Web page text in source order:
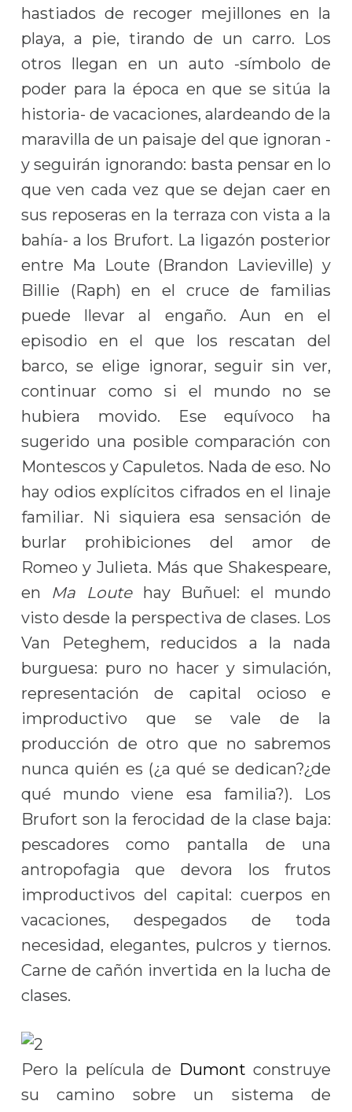
hastiados de recoger mejillones en la
playa, a pie, tirando de un carro. Los
otros llegan en un auto -símbolo de
poder para la época en que se sitúa la
historia- de vacaciones, alardeando de la
maravilla de un paisaje del que ignoran -
y seguirán ignorando: basta pensar en lo
que ven cada vez que se dejan caer en
sus reposeras en la terraza con vista a la
bahía- a los Brufort. La ligazón posterior
entre Ma Loute (Brandon Lavieville) y
Billie (Raph) en el cruce de familias
puede llevar al engaño. Aun en el
episodio en el que los rescatan del
barco, se elige ignorar, seguir sin ver,
continuar como si el mundo no se
hubiera movido. Ese equívoco ha
sugerido una posible comparación con
Montescos y Capuletos. Nada de eso. No
hay odios explícitos cifrados en el linaje
familiar. Ni siquiera esa sensación de
burlar prohibiciones del amor de
Romeo y Julieta. Más que Shakespeare,
en Ma Loutehay Buñuel: el mundo
visto desde la perspectiva de clases. Los
Van Peteghem, reducidos a la nada
burguesa: puro no hacer y simulación,
representación de capital ocioso e
improductivo que se vale de la
producción de otro que no sabremos
nunca quién es (¿a qué se dedican?¿de
qué mundo viene esa familia?). Los
Brufort son la ferocidad de la clase baja:
pescadores como pantalla de una
antropofagia que devora los frutos
improductivos del capital: cuerpos en
vacaciones, despegados de toda
necesidad, elegantes, pulcros y tiernos.
Carne de cañón invertida en la lucha de
clases.
Pero la película de Dumont construye
su camino sobre un sistema de